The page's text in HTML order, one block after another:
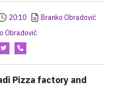
20:10
Branko Obradović
Obradović
Pizza factory and